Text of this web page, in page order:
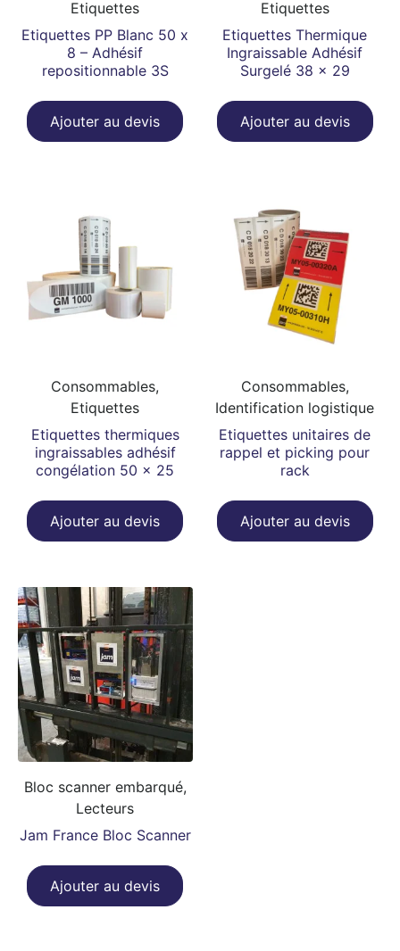
Etiquettes
Etiquettes PP Blanc 50 x
8 – Adhésif
repositionnable 3S
Ajouter au devis
Etiquettes
Etiquettes Thermique
Ingraissable Adhésif
Surgelé 38 x 29
Ajouter au devis
Consommables,
Etiquettes
Etiquettes thermiques
ingraissables adhésif
congélation 50 x 25
Ajouter au devis
Consommables,
Identification logistique
Etiquettes unitaires de
rappel et picking pour
rack
Ajouter au devis
Bloc scanner embarqué,
Lecteurs
Jam France Bloc Scanner
Ajouter au devis